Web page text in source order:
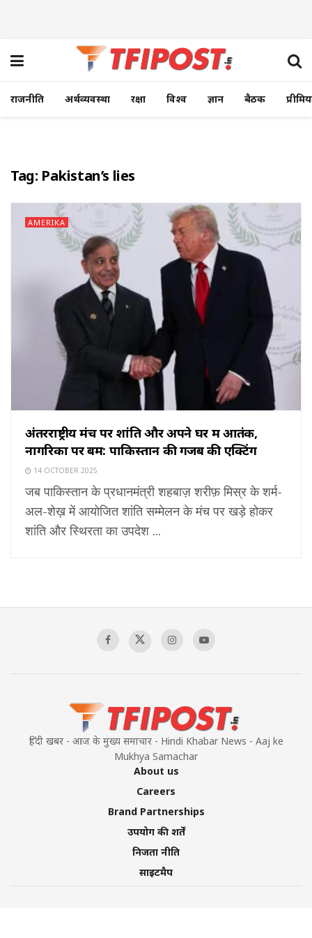
राजनीति अर्थव्यवस्था रक्षा विश्व ज्ञान बैठक
Tag: Pakistan’s lies
AMERIKA
अंतरराष्ट्रीय मंच पर शांति और अपने घर में आतंक,
नागरिकों पर बम: पाकिस्तान की गजब की एक्टिंग
14 OCTOBER 2025
जब पाकिस्तान के प्रधानमंत्री शहबाज़ शरीफ़ मिस्र के शर्म-
अल-शेख़ में आयोजित शांति सम्मेलन के मंच पर खड़े होकर
शांति और स्थिरता का उपदेश ...
हिंदी खबर - आज के मुख्य समाचार - Hindi Khabar News - Aaj ke
Mukhya Samachar
About us
Careers
Brand Partnerships
उपयोग की शर्तें
निजता नीति
साइटमैप